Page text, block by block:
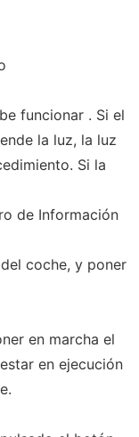
funcionar . Si el
la luz, la luz
Si la
de Información
coche, y poner
en marcha el
en ejecución